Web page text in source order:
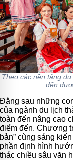
Theo các nền tảng
đến
Đằng sau những
của ngành du lịch
toàn đến nâng cao
điểm đến. Chương
bản” cùng sáng
phần định hình
thác chiều sâu văn